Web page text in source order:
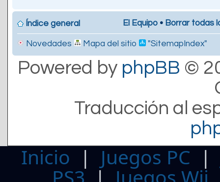
Índice general El Equipo • Borrar todas
Novedades Mapa del sitio "SitemapIndex"
Powered by phpBB ©
Traducción al
Inicio | Juegos PC
PS3| Juegos Wii